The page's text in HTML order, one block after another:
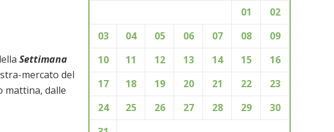
Settimana
mercato del
mattina, dalle
01
02
03
04 05 06 07 08
09
10
11 12 13 14 15
16
17
18 19 20 21 22
23
24
25 26 27 28 29
30